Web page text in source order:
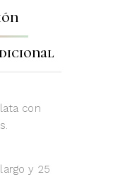
con
y 25